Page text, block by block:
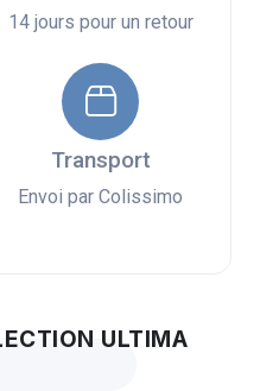
14 jours pour un retour
Transport
Envoi par Colissimo
ULTIMA